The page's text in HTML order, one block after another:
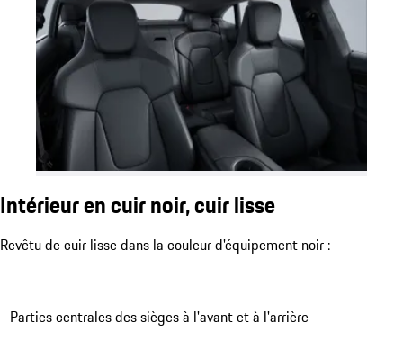
Intérieur en cuir noir, cuir lisse
Revêtu de cuir lisse dans la couleur d'équipement noir :
- Parties centrales des sièges à l'avant et à l'arrière